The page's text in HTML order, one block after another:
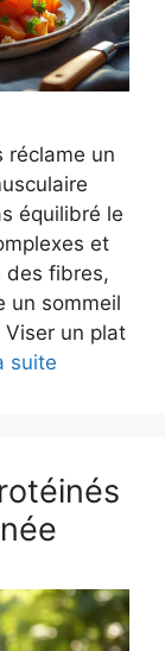
réclame un
équilibré le
et
des fibres,
un sommeil
Viser un plat
suite